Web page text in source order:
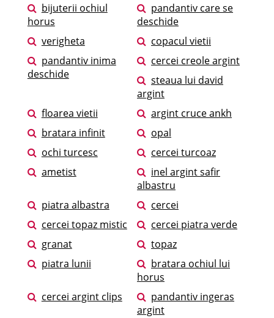
bijuterii ochiul
horus
pandantiv care se
deschide
verigheta
copacul vietii
pandantiv inima
deschide
cercei creole argint
steaua lui david
argint
floarea vietii
argint cruce ankh
bratara infinit
opal
ochi turcesc
cercei turcoaz
ametist
inel argint safir
albastru
piatra albastra
cercei
cercei topaz mistic
cercei piatra verde
granat
topaz
piatra lunii
bratara ochiul lui
horus
cercei argint clips
pandantiv ingeras
argint